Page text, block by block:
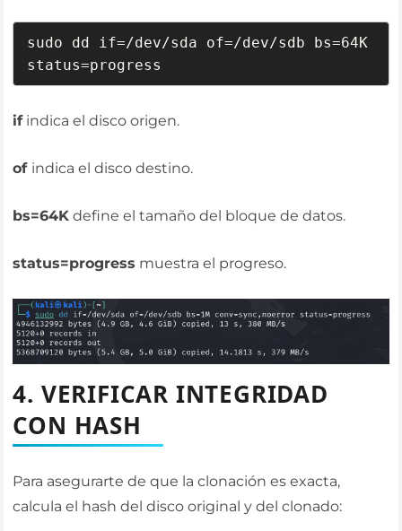
sudo dd if=/dev/sda of=/dev/sdb bs=64K
status=progress
ifindica el disco origen.
of indica el disco destino.
bs=64K define el tamaño del bloque de datos.
status=progress muestra el progreso.
4. VERIFICAR INTEGRIDAD
CON HASH
Para asegurarte de que la clonación es exacta,
calcula el hash del disco original y del clonado: